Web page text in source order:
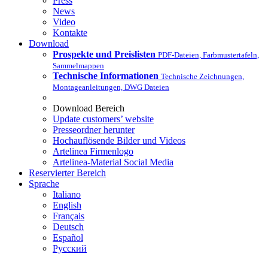
News
Video
Kontakte
Download
Prospekte und Preislisten PDF-Dateien, Farbmustertafeln,
Sammelmappen
Technische Informationen Technische Zeichnungen,
Montageanleitungen, DWG Dateien
Download Bereich
Update customers’ website
Presseordner herunter
Hochauflösende Bilder und Videos
Artelinea Firmenlogo
Artelinea-Material Social Media
Reservierter Bereich
Sprache
Italiano
English
Français
Deutsch
Español
Pусский